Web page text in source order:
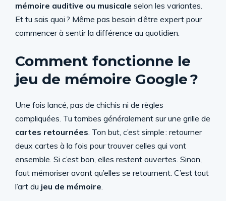
mémoire auditive ou musicale selon les variantes.
Et tu sais quoi ? Même pas besoin d’être expert pour
commencer à sentir la différence au quotidien.
Comment fonctionne le
jeu de mémoire Google ?
Une fois lancé, pas de chichis ni de règles
compliquées. Tu tombes généralement sur une grille de
cartes retournées. Ton but, c’est simple : retourner
deux cartes à la fois pour trouver celles qui vont
ensemble. Si c’est bon, elles restent ouvertes. Sinon,
faut mémoriser avant qu’elles se retournent. C’est tout
l’art du jeu de mémoire.